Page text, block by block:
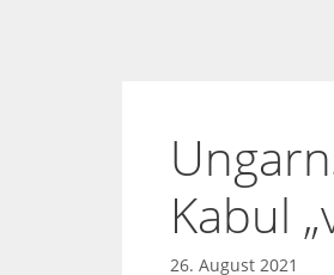
Kabul
26. August 2021